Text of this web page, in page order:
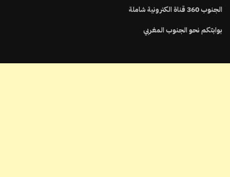
الجنوب360قناة الكترونية شاملة
بوابتكم نحو الجنوب المغربي